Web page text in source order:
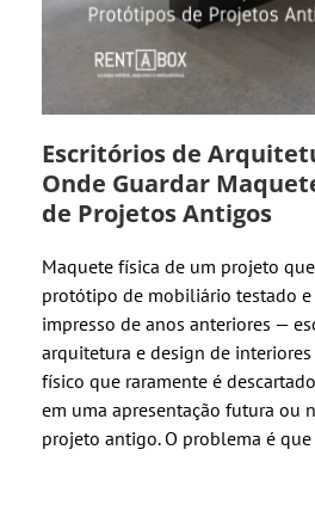
Escritórios de
Onde Guardar
de Projetos Antigos
Maquete física de um projeto
protótipo de mobiliário testado
impresso de anos anteriores —
arquitetura e design de
físico que raramente é
em uma apresentação futura ou
projeto antigo. O problema é